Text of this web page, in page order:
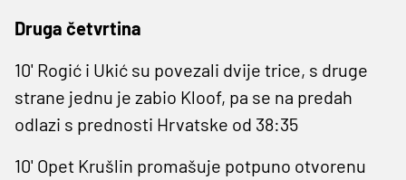
Druga četvrtina
10' Rogić i Ukić su povezali dvije trice, s druge
strane jednu je zabio Kloof, pa se na predah
odlazi s prednosti Hrvatske od 38:35
10' Opet Krušlin promašuje potpuno otvorenu